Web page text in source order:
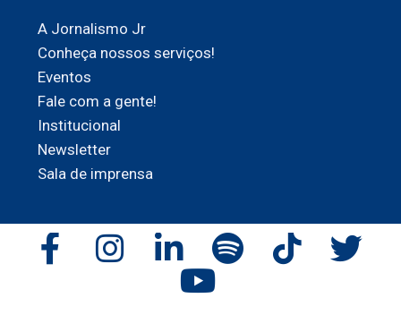
A Jornalismo Jr
Conheça nossos serviços!
Eventos
Fale com a gente!
Institucional
Newsletter
Sala de imprensa